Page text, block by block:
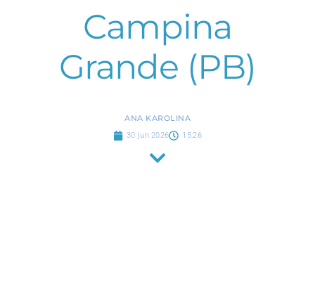
Campina
Grande (PB)
ANA KAROLINA
30 jun 2026 15:26